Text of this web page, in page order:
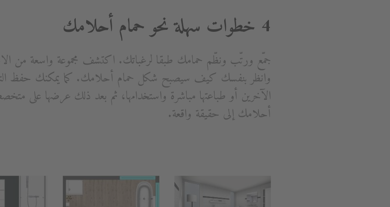
4 خطوات سهلة نحو حمام أحلامك
جمّع ورتّب ونظّم حمامك طبقا لرغباتك. اكتشف مجموعة واسعة من
وانظر بنفسك كيف سيصبح شكل حمام أحلامك. كما يمكنك حفظ
الآخرين أو طباعتها مباشرة واستخدامها، ثم بعد ذلك عرضها على
أحلامك إلى حقيقة واقعة.